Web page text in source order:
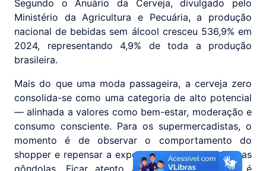
Segundo o Anuário da Cerveja, divulgado pelo
Ministério da Agricultura e Pecuária, a produção
nacional de bebidas sem álcool cresceu 536,9% em
2024, representando 4,9% de toda a produção
brasileira.
Mais do que uma moda passageira, a cerveja zero
consolida-se como uma categoria de alto potencial
— alinhada a valores como bem-estar, moderação e
consumo consciente. Para os supermercadistas, o
momento é de observar o comportamento do
shopper e repensar a exposição e o sortimento nas
gôndolas. Ficar atento a essa movimentação é